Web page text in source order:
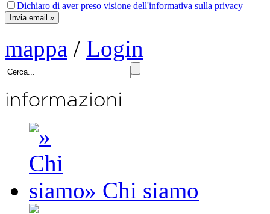
Dichiaro di aver preso visione dell'informativa sulla privacy
mappa / Login
» Chi siamo